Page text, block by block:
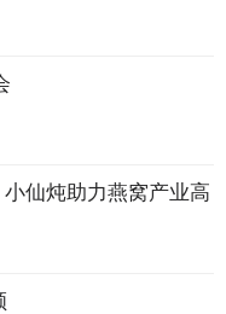
小仙炖助力燕窝产业高